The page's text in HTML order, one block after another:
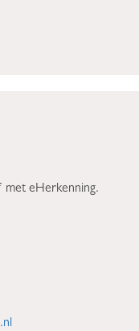
met eHerkenning.